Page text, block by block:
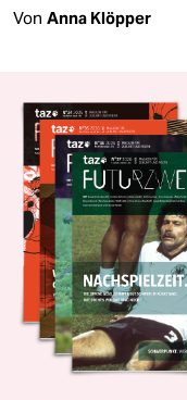
Von Anna Klöpper